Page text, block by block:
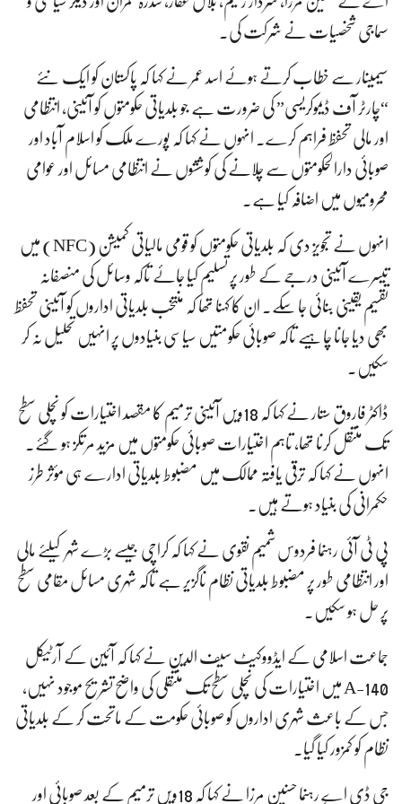
سماجی شخصیات نے شرکت کی۔
سیمینار سے خطاب کرتے ہوئے اسد عمر نے کہا کہ پاکستان کو ایک نئے
“چارٹر آف ڈیموکریسی” کی ضرورت ہے جو بلدیاتی حکومتوں کو آئینی، انتظامی
اور مالی تحفظ فراہم کرے۔ انہوں نے کہا کہ پورے ملک کو اسلام آباد اور
صوبائی دارالحکومتوں سے چلانے کی کوششوں نے انتظامی مسائل اور عوامی
محرومیوں میں اضافہ کیا ہے۔
انہوں نے تجویز دی کہ بلدیاتی حکومتوں کو قومی مالیاتی کمیشن (NFC) میں
تیسرے آئینی درجے کے طور پر تسلیم کیا جائے تاکہ وسائل کی منصفانہ
تقسیم یقینی بنائی جا سکے۔ ان کا کہنا تھا کہ منتخب بلدیاتی اداروں کو آئینی تحفظ
بھی دیا جانا چاہیے تاکہ صوبائی حکومتیں سیاسی بنیادوں پر انہیں تحلیل نہ کر
سکیں۔
ڈاکٹر فاروق ستار نے کہا کہ 18ویں آئینی ترمیم کا مقصد اختیارات کو نچلی سطح
تک منتقل کرنا تھا، تاہم اختیارات صوبائی حکومتوں میں مزید مرتکز ہو گئے۔
انہوں نے کہا کہ ترقی یافتہ ممالک میں مضبوط بلدیاتی ادارے ہی مؤثر طرز
حکمرانی کی بنیاد ہوتے ہیں۔
پی ٹی آئی رہنما فردوس شمیم نقوی نے کہا کہ کراچی جیسے بڑے شہر کیلئے مالی
اور انتظامی طور پر مضبوط بلدیاتی نظام ناگزیر ہے تاکہ شہری مسائل مقامی سطح
پر حل ہو سکیں۔
جماعت اسلامی کے ایڈووکیٹ سیف الدین نے کہا کہ آئین کے آرٹیکل
140-A میں اختیارات کی نچلی سطح تک منتقلی کی واضح تشریح موجود نہیں،
جس کے باعث شہری اداروں کو صوبائی حکومت کے ماتحت کر کے بلدیاتی
نظام کو کمزور کیا گیا۔
جی ڈی اے رہنما حسنین مرزا نے کہا کہ 18ویں ترمیم کے بعد صوبائی اور